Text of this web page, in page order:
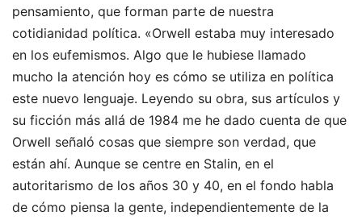
pensamiento, que forman parte de nuestra
cotidianidad política. «Orwell estaba muy interesado
en los eufemismos. Algo que le hubiese llamado
mucho la atención hoy es cómo se utiliza en política
este nuevo lenguaje. Leyendo su obra, sus artículos y
su ficción más allá de 1984 me he dado cuenta de que
Orwell señaló cosas que siempre son verdad, que
están ahí. Aunque se centre en Stalin, en el
autoritarismo de los años 30 y 40, en el fondo habla
de cómo piensa la gente, independientemente de la